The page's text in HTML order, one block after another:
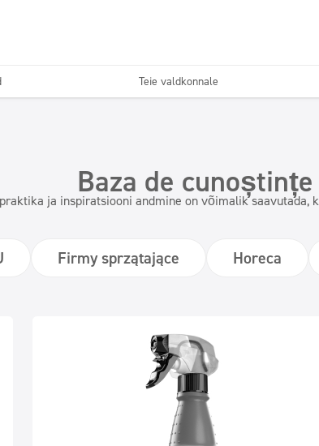
Superkontsentraadid Pestavad pinnad
Teie valdkonnale
Baza de cunoștințe
ja inspiratsiooni andmine on võimalik saavutada,
Firmy sprzątające Horeca